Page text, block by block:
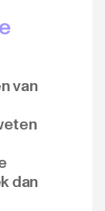
van
dan